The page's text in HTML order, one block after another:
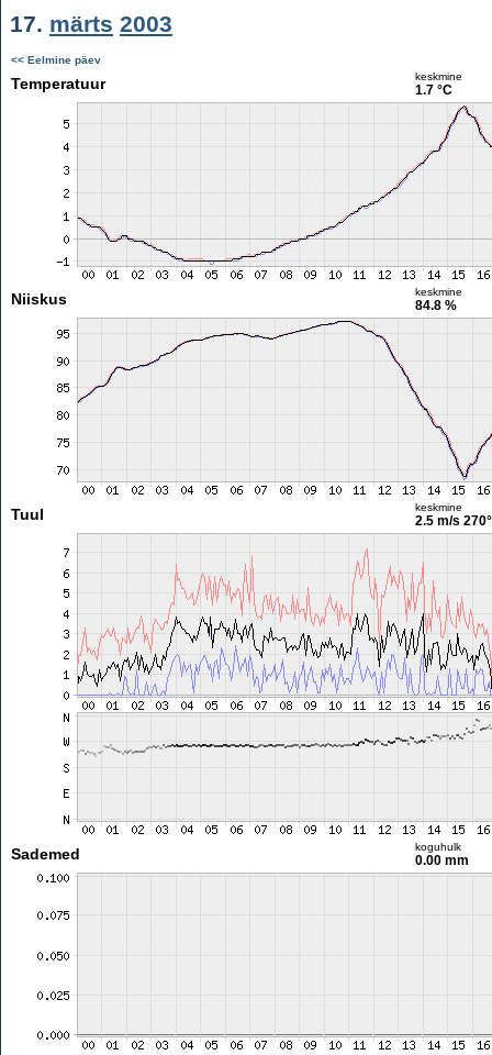
17. märts 2003
<< Eelmine päev
Temperatuur keskmine
1.7 °C
Niiskus keskmine
84.8 %
Tuul keskmine
2.5 m/s 270°
Sademed koguhulk
0.00 mm